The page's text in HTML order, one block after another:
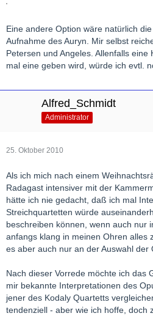
Eine andere Option wäre natürlich
Aufnahme des Auryn. Mir selbst
Petersen und Angeles. Allenfalls
mal eine geben wird, würde ich evtl.
Alfred_Schmidt
Administrator
25. Oktober 2010
Als ich mich nach einem
Radagast intensiver mit der
hätte ich nie gedacht, daß ich mal
Streichquartetten würde
beschreiben können, wenn auch nur
anfangs klang in meinen Ohren alles
es aber auch nur an der Auswahl der
Nach dieser Vorrede möchte ich das
mir bekannte Interpretationen des
jener des Kodaly Quartetts
tendenziell - aber wie ich hoffe, doch